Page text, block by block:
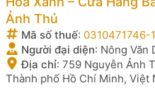
Ảnh Thủ
Mã số thuế: 0310471746-
Người đại diện: Nông Văn
Địa chỉ: 759 Nguyễn Ảnh
Thành phố Hồ Chí Minh, Việt